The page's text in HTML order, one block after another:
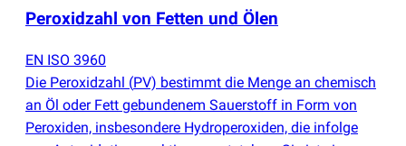
Peroxidzahl von Fetten und Ölen
EN ISO 3960
Die Peroxidzahl (PV) bestimmt die Menge an chemisch
an Öl oder Fett gebundenem Sauerstoff in Form von
Peroxiden, insbesondere Hydroperoxiden, die infolge